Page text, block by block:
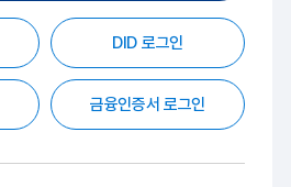
DID 로그인
금융인증서 로그인